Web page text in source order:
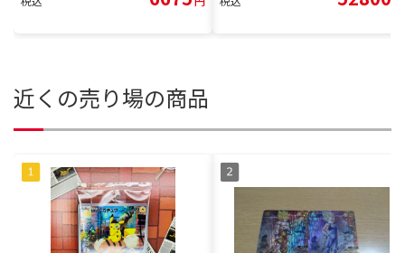
近くの売り場の商品